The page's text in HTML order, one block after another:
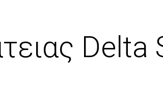
Delta